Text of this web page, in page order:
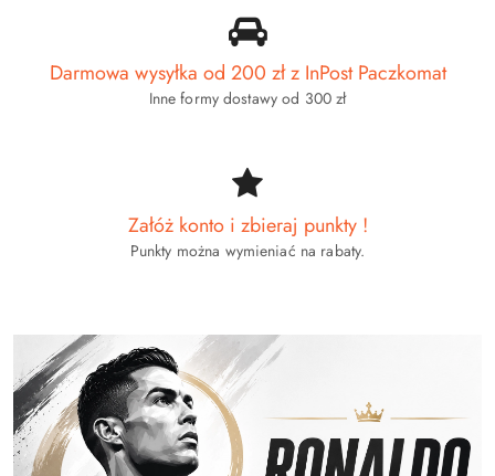
Darmowa wysyłka od 200 zł z InPost Paczkomat
Inne formy dostawy od 300 zł
Załóż konto i zbieraj punkty !
Punkty można wymieniać na rabaty.